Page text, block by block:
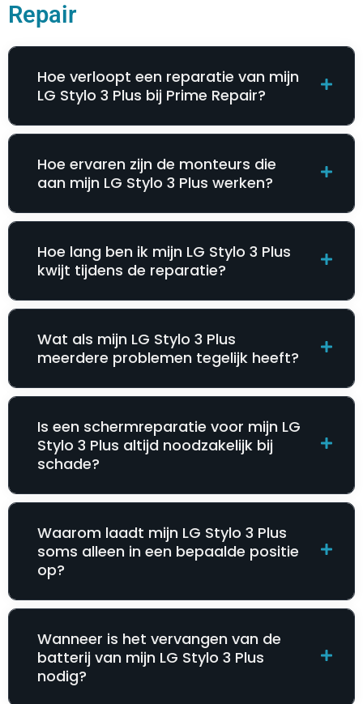
Repair
Hoe verloopt een reparatie van mijn
LG Stylo 3 Plus bij Prime Repair?
Hoe ervaren zijn de monteurs die
aan mijn LG Stylo 3 Plus werken?
Hoe lang ben ik mijn LG Stylo 3 Plus
kwijt tijdens de reparatie?
Wat als mijn LG Stylo 3 Plus
meerdere problemen tegelijk heeft?
Is een schermreparatie voor mijn LG
Stylo 3 Plus altijd noodzakelijk bij
schade?
Waarom laadt mijn LG Stylo 3 Plus
soms alleen in een bepaalde positie
op?
Wanneer is het vervangen van de
batterij van mijn LG Stylo 3 Plus
nodig?